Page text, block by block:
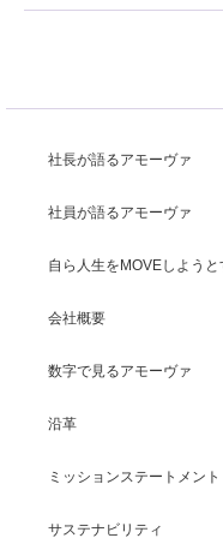
社長が語るアモーヴァ
社員が語るアモーヴァ
自ら人生をMOVEしよう
会社概要
数字で見るアモーヴァ
沿革
ミッションステートメント
サステナビリティ